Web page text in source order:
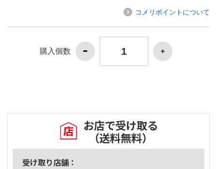
コメリポイントについて
購入個数
お店で受け取る
（送料無料）
受け取り店舗：